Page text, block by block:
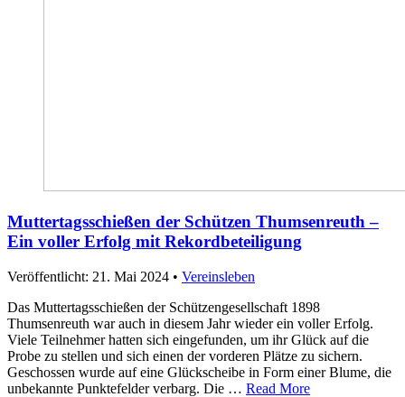
Muttertagsschießen der Schützen Thumsenreuth –
Ein voller Erfolg mit Rekordbeteiligung
Veröffentlicht: 21. Mai 2024 • Vereinsleben
Das Muttertagsschießen der Schützengesellschaft 1898
Thumsenreuth war auch in diesem Jahr wieder ein voller Erfolg.
Viele Teilnehmer hatten sich eingefunden, um ihr Glück auf die
Probe zu stellen und sich einen der vorderen Plätze zu sichern.
Geschossen wurde auf eine Glückscheibe in Form einer Blume, die
unbekannte Punktefelder verbarg. Die … Read More